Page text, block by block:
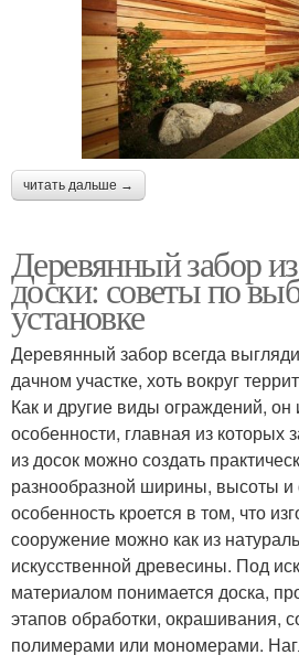
читать дальше →
Деревянный забор
доски: советы по
установке
Деревянный забор всегда
дачном участке, хоть вокруг
Как и другие виды ограждений, он
особенности, главная из которых
из досок можно создать
разнообразной ширины, высоты
особенность кроется в том, что
сооружение можно как из
искусственной древесины. Под
материалом понимается доска,
этапов обработки, окрашивания,
полимерами или мономерами.